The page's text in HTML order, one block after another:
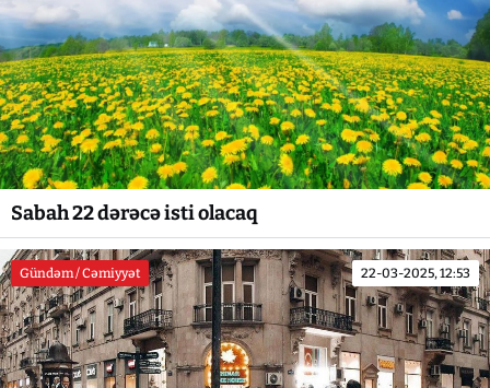
Sabah 22 dərəcə isti olacaq
Gündəm / Cəmiyyət 22-03-2025, 12:53